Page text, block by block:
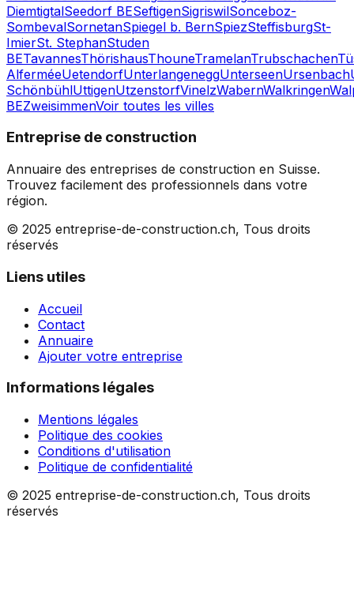
DiemtigtalSeedorf BESeftigenSigriswilSonceboz-
SombevalSornetanSpiegel b. BernSpiezSteffisburgSt-
ImierSt. StephanStuden
BETavannesThörishausThouneTramelanTrubschachen
AlferméeUetendorfUnterlangeneggUnterseenUrsenbach
SchönbühlUttigenUtzenstorfVinelzWabernWalkringen
BEZweisimmenVoir toutes les villes
Entreprise de construction
Annuaire des entreprises de construction en Suisse.
Trouvez facilement des professionnels dans votre
région.
© 2025 entreprise-de-construction.ch, Tous droits
réservés
Liens utiles
Accueil
Contact
Annuaire
Ajouter votre entreprise
Informations légales
Mentions légales
Politique des cookies
Conditions d'utilisation
Politique de confidentialité
© 2025 entreprise-de-construction.ch, Tous droits
réservés